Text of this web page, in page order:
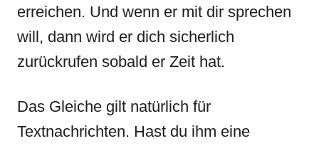
erreichen. Und wenn er mit dir sprechen
will, dann wird er dich sicherlich
zurückrufen sobald er Zeit hat.
Das Gleiche gilt natürlich für
Textnachrichten. Hast du ihm eine